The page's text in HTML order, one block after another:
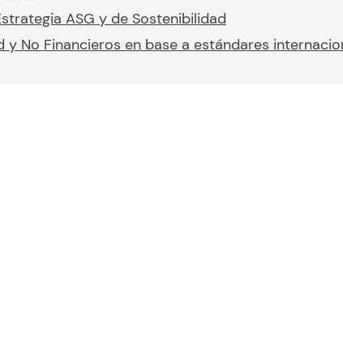
ASG y de Sostenibilidad
No Financieros en base a estándares